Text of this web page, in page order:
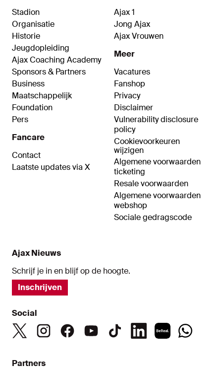
Stadion
Organisatie
Historie
Jeugdopleiding
Ajax Coaching Academy
Sponsors & Partners
Business
Maatschappelijk
Foundation
Pers
Fancare
Contact
Laatste updates via X
Ajax 1
Jong Ajax
Ajax Vrouwen
Meer
Vacatures
Fanshop
Privacy
Disclaimer
Vulnerability disclosure
policy
Cookievoorkeuren
wijzigen
Algemene voorwaarden
ticketing
Resale voorwaarden
Algemene voorwaarden
webshop
Sociale gedragscode
Ajax Nieuws
Schrijf je in en blijf op de hoogte.
Inschrijven
Social
Partners